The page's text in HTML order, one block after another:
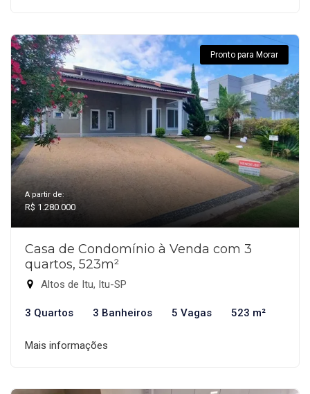
Pronto para Morar
A partir de:
R$ 1.280.000
Casa de Condomínio à Venda com 3
quartos, 523m²
Altos de Itu, Itu-SP
3 Quartos 3 Banheiros 5 Vagas 523 m²
Mais informações